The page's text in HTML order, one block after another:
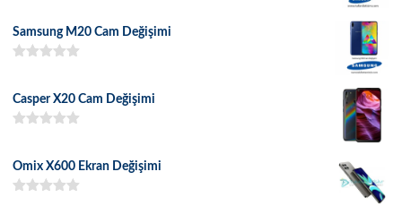
Samsung M20 Cam Değişimi
Casper X20 Cam Değişimi
Omix X600 Ekran Değişimi